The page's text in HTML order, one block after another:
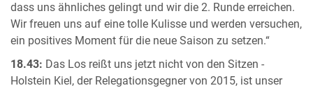
dass uns ähnliches gelingt und wir die 2. Runde erreichen.
Wir freuen uns auf eine tolle Kulisse und werden versuchen,
ein positives Moment für die neue Saison zu setzen.“
18.43: Das Los reißt uns jetzt nicht von den Sitzen -
Holstein Kiel, der Relegationsgegner von 2015, ist unser